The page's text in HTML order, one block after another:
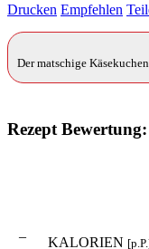
Drucken Empfehlen
Der matschige
Rezept Bewertung:
– KALORIEN